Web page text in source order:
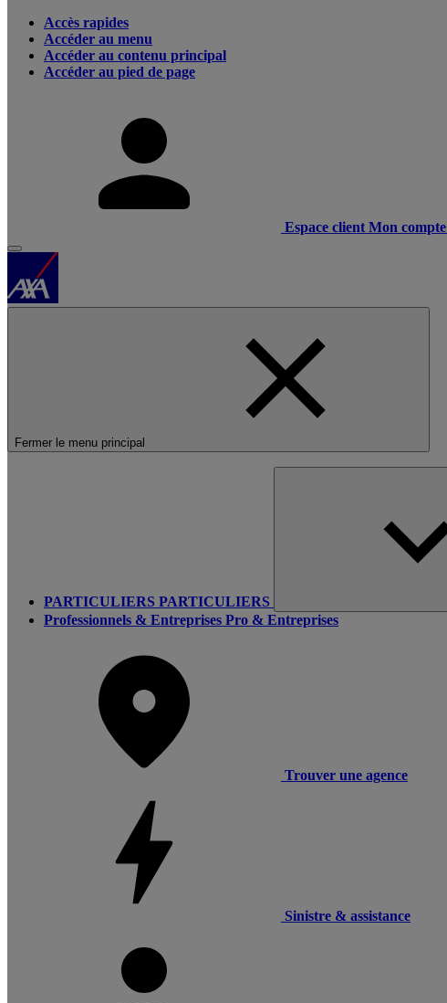
Accès rapides
Accéder au menu
Accéder au contenu principal
Accéder au pied de page
Espace client Mon compte
Fermer le menu principal
PARTICULIERS PARTICULIERS
Professionnels & Entreprises Pro & Entreprises
Trouver une agence
Sinistre & assistance